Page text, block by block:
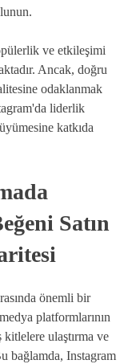
ve etkileşimi
Ancak, doğru
odaklanmak
liderlik
katkıda
Satın
önemli bir
platformlarının
kitlelere ulaştırma ve
bağlamda, Instagram